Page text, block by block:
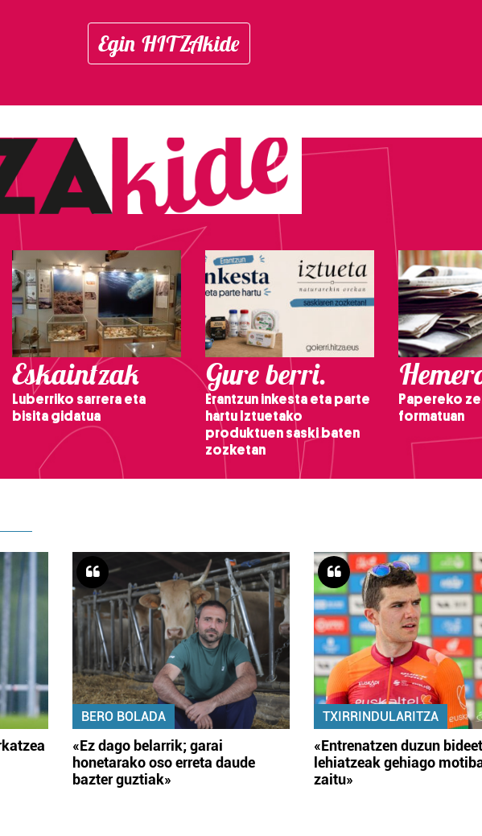
Egin HITZAkide
Eskaintzak
Luberriko sarrera eta
bisita gidatua
Gure berri.
Erantzun inkesta eta parte
hartu Iztuetako
produktuen saski baten
zozketan
Papereko
formatuan
BERO BOLADA
«Ez dago belarrik; garai
honetarako oso erreta daude
bazter guztiak»
TXIRRINDULARITZA
«Entrenatzen duzun
lehiatzeak gehiago
zaitu»